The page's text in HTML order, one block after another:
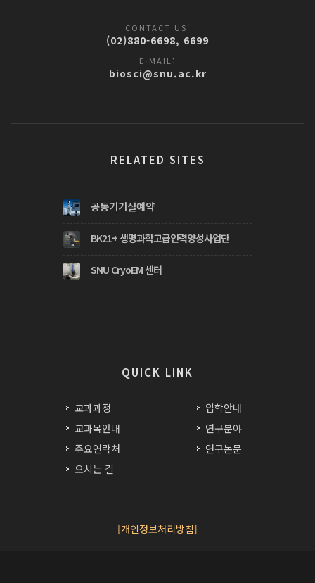
CONTACT US:
(02)880-6698, 6699
E-MAIL:
biosci@snu.ac.kr
RELATED SITES
공동기기실예약
BK21+ 생명과학고급인력양성사업단
SNU CryoEM 센터
QUICK LINK
교과과정
교과목안내
주요연락처
오시는 길
입학안내
연구분야
연구논문
[개인정보처리방침]